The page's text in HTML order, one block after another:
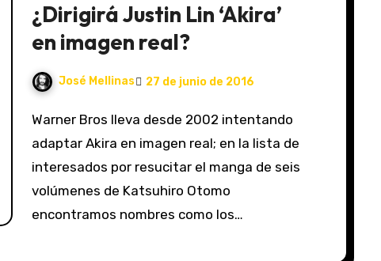
¿Dirigirá Justin Lin ‘Akira’
en imagen real?
José Mellinas 27 de junio de 2016
Warner Bros lleva desde 2002 intentando
adaptar Akira en imagen real; en la lista de
interesados por resucitar el manga de seis
volúmenes de Katsuhiro Otomo
encontramos nombres como los…